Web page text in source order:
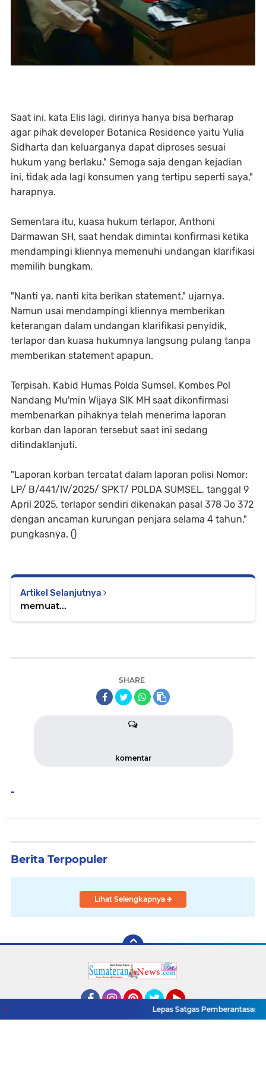
Saat ini, kata Elis lagi, dirinya hanya bisa berharap
agar pihak developer Botanica Residence yaitu Yulia
Sidharta dan keluarganya dapat diproses sesuai
hukum yang berlaku." Semoga saja dengan kejadian
ini, tidak ada lagi konsumen yang tertipu seperti saya,"
harapnya.
Sementara itu, kuasa hukum terlapor, Anthoni
Darmawan SH, saat hendak dimintai konfirmasi ketika
mendampingi kliennya memenuhi undangan klarifikasi
memilih bungkam.
"Nanti ya, nanti kita berikan statement," ujarnya.
Namun usai mendampingi kliennya memberikan
keterangan dalam undangan klarifikasi penyidik,
terlapor dan kuasa hukumnya langsung pulang tanpa
memberikan statement apapun.
Terpisah, Kabid Humas Polda Sumsel, Kombes Pol
Nandang Mu'min Wijaya SIK MH saat dikonfirmasi
membenarkan pihaknya telah menerima laporan
korban dan laporan tersebut saat ini sedang
ditindaklanjuti.
"Laporan korban tercatat dalam laporan polisi Nomor:
LP/ B/441/IV/2025/ SPKT/ POLDA SUMSEL, tanggal 9
April 2025, terlapor sendiri dikenakan pasal 378 Jo 372
dengan ancaman kurungan penjara selama 4 tahun,"
pungkasnya. ()
Artikel Selanjutnya
memuat...
SHARE
komentar
-
Berita Terpopuler
Lihat Selengkapnya
PinterestTwitterYouTube
Lepas Satgas Pemberantasan